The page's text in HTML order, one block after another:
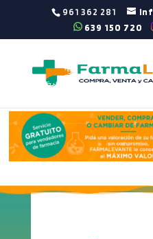
961 362 281
639 150 720